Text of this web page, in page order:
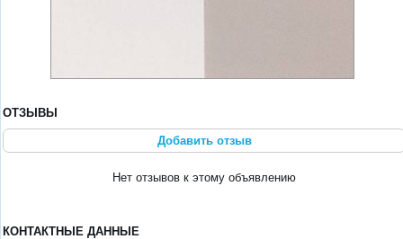
ОТЗЫВЫ
Добавить отзыв
Нет отзывов к этому объявлению
КОНТАКТНЫЕ ДАННЫЕ